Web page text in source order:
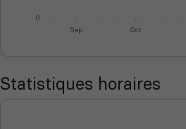
0
Sep Oct
Statistiques horaires